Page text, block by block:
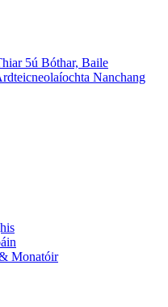
5ú Bóthar, Baile
Nanchang
Monatóir